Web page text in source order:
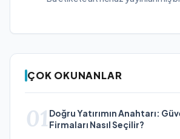
ÇOK OKUNANLAR
01 Doğru Yatırımın Anahtarı:
Firmaları Nasıl Seçilir?